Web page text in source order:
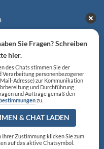
Sie Fragen? Schreiben
hier.
des Chats stimmen Sie der
Verarbeitung personenbezogener
Mail-Adresse) zur Kommunikation
und Durchführung
und Aufträge gemäß den
zu.
& CHAT LADEN
Ihrer Zustimmung klicken Sie zum
auf das aktive Chatsymbol.